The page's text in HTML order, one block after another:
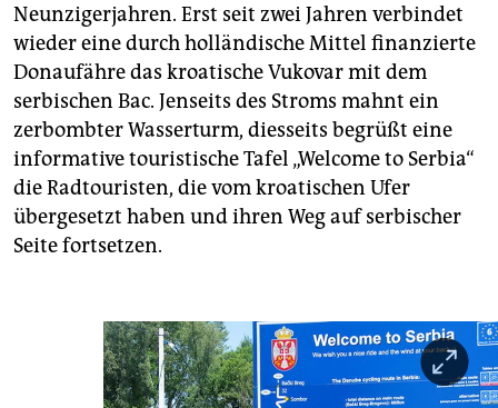
Neunzigerjahren. Erst seit zwei Jahren verbindet
wieder eine durch holländische Mittel finanzierte
Donaufähre das kroatische Vukovar mit dem
serbischen Bac. Jenseits des Stroms mahnt ein
zerbombter Wasserturm, diesseits begrüßt eine
informative touristische Tafel „Welcome to Serbia“
die Radtouristen, die vom kroatischen Ufer
übergesetzt haben und ihren Weg auf serbischer
Seite fortsetzen.